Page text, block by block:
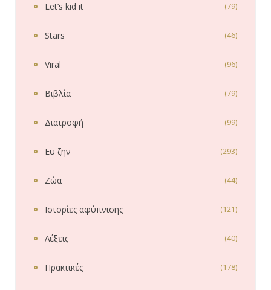
Let’s kid it (79)
Stars (46)
Viral (96)
Βιβλία (79)
Διατροφή (99)
Ευ ζην (293)
Ζώα (44)
Ιστορίες αφύπνισης (121)
Λέξεις (40)
Πρακτικές (178)